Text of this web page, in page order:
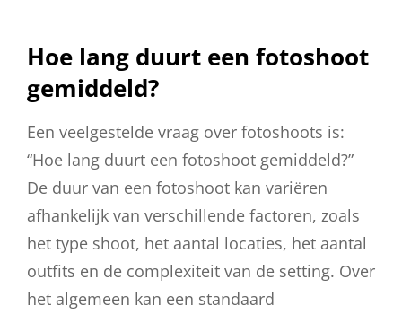
Hoe lang duurt een fotoshoot
gemiddeld?
Een veelgestelde vraag over fotoshoots is:
“Hoe lang duurt een fotoshoot gemiddeld?”
De duur van een fotoshoot kan variëren
afhankelijk van verschillende factoren, zoals
het type shoot, het aantal locaties, het aantal
outfits en de complexiteit van de setting. Over
het algemeen kan een standaard